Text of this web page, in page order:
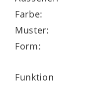
Farbe:
Muster:
Form:
Funktion